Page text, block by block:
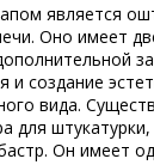
является
Оно имеет
и создание
вида.
для
Он имеет